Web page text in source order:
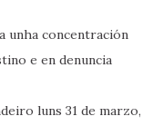
unha concentración
e en denuncia
luns 31 de marzo,